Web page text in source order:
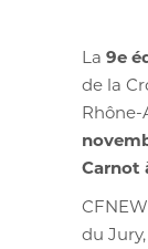
La 9e
de la
Rhône-
Carnot
du